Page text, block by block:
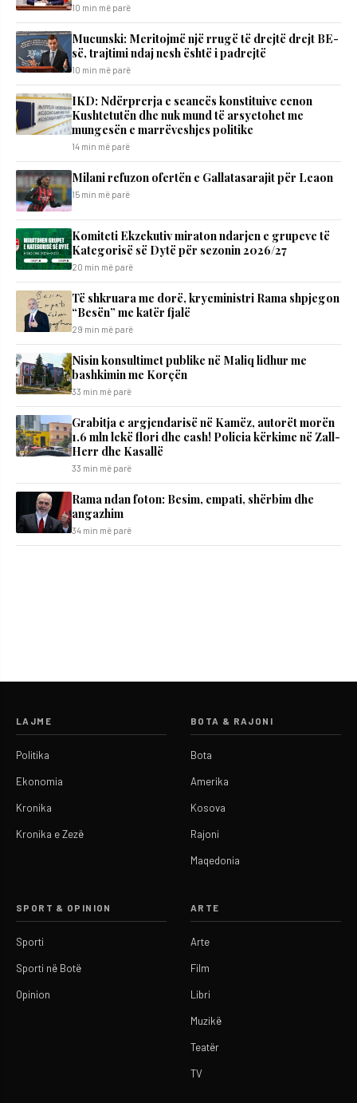
10 min më parë
Mucunski: Meritojmë një rrugë të drejtë drejt BE-
së, trajtimi ndaj nesh është i padrejtë
10 min më parë
IKD: Ndërprerja e seancës konstituive cenon
Kushtetutën dhe nuk mund të arsyetohet me
mungesën e marrëveshjes politike
14 min më parë
Milani refuzon ofertën e Gallatasarajit për Leaon
15 min më parë
Komiteti Ekzekutiv miraton ndarjen e grupeve të
Kategorisë së Dytë për sezonin 2026/27
20 min më parë
Të shkruara me dorë, kryeministri Rama shpjegon
“Besën” me katër fjalë
29 min më parë
Nisin konsultimet publike në Maliq lidhur me
bashkimin me Korçën
33 min më parë
Grabitja e argjendarisë në Kamëz, autorët morën
1.6 mln lekë flori dhe cash! Policia kërkime në Zall-
Herr dhe Kasallë
33 min më parë
Rama ndan foton: Besim, empati, shërbim dhe
angazhim
34 min më parë
LAJME
Politika
Ekonomia
Kronika
Kronika e Zezë
BOTA & RAJONI
Bota
Amerika
Kosova
Rajoni
Maqedonia
SPORT & OPINION
Sporti
Sporti në Botë
Opinion
ARTE
Arte
Film
Libri
Muzikë
Teatër
TV